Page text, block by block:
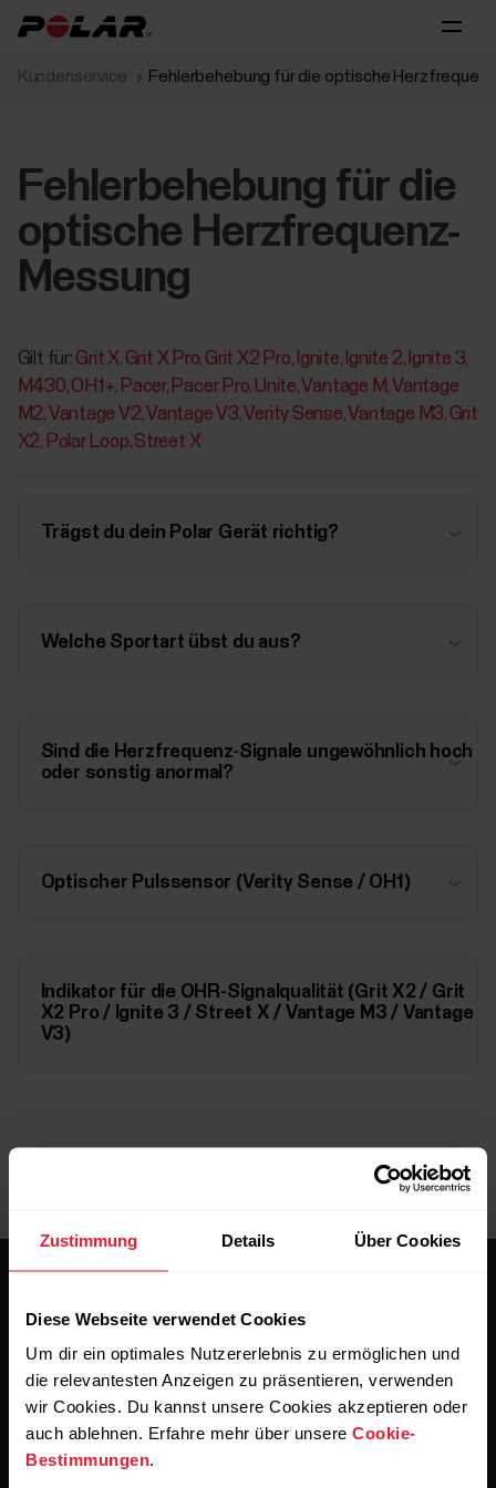
Zustimmung Details Über Cookies
Diese Webseite verwendet Cookies
Um dir ein optimales Nutzererlebnis zu ermöglichen und
die relevantesten Anzeigen zu präsentieren, verwenden
wir Cookies. Du kannst unsere Cookies akzeptieren oder
auch ablehnen. Erfahre mehr über unsere Cookie-
Bestimmungen.
Kundenservice Fehlerbehebung für die optische
Fehlerbehebung für die
optische Herzfrequenz-
Messung
Gilt für: Grit X Grit X Pro Grit X2 Pro Ignite Ignite 2 Ignite 3
M430 OH1+ Pacer Pacer Pro Unite Vantage M Vantage
M2 Vantage V2 Vantage V3 Verity Sense Vantage M3 Grit
X2 Polar Loop Street X
Trägst du dein Polar Gerät richtig?
Welche Sportart übst du aus?
Sind die Herzfrequenz-Signale ungewöhnlich hoch
oder sonstig anormal?
Optischer Pulssensor (Verity Sense / OH1)
Indikator für die OHR-Signalqualität (Grit X2 / Grit
X2 Pro / Ignite 3 / Street X / Vantage M3 / Vantage
V3)
Bleibe auf dem Laufenden.
Abonniere unseren vierzehntägigen Newsletter, um